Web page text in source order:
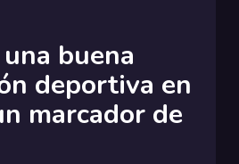
buena
deportiva en
marcador de